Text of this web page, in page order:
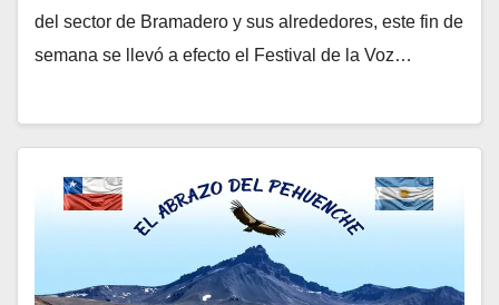
del sector de Bramadero y sus alrededores, este fin de
semana se llevó a efecto el Festival de la Voz…